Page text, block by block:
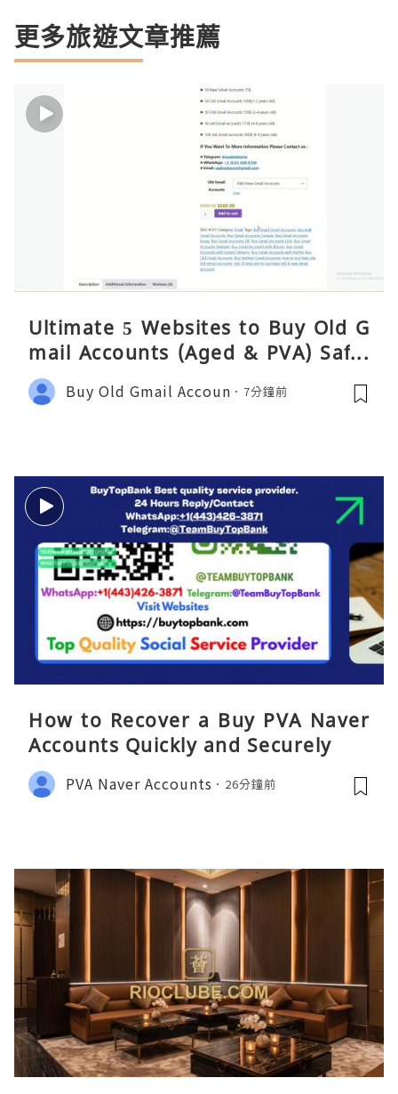
更多旅遊文章推薦
Ultimate 5 Websites to Buy Old G
mail Accounts (Aged & PVA) Safel
y 2026
Buy Old Gmail Accoun 7分鐘前
How to Recover a Buy PVA Naver
Accounts Quickly and Securely
PVA Naver Accounts 26分鐘前